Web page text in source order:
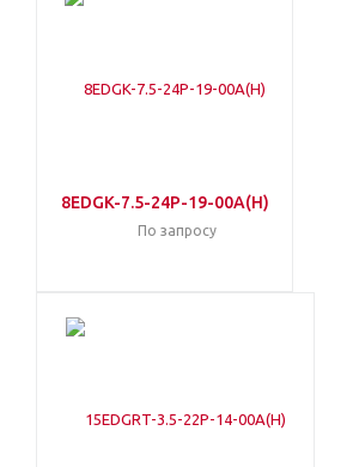
8EDGK-7.5-24P-19-00A(H)
По запросу